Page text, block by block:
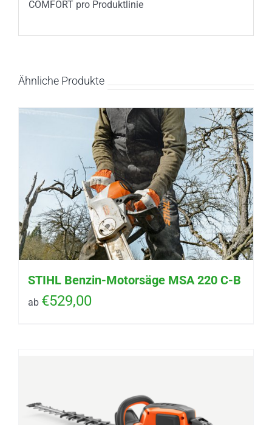
COMFORT pro Produktlinie
Ähnliche Produkte
STIHL Benzin-Motorsäge MSA 220 C-B
ab €529,00